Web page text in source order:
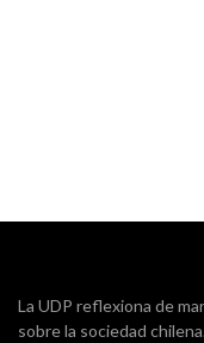
La UDP reflexiona de
sobre la sociedad